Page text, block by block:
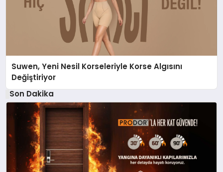
Suwen, Yeni Nesil Korseleriyle Korse Algısını
Değiştiriyor
Son Dakika